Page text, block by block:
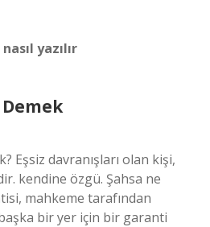
yazılır
Eşsiz davranışları olan kişi,
kendine özgü. Şahsa ne
mahkeme tarafından
bir yer için bir garanti